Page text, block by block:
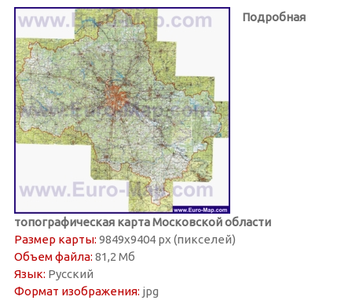
Подробная
топографическая карта Московской области
Размер карты: 9849х9404 px (пикселей)
Объем файла: 81,2 Мб
Язык: Русский
Формат изображения: jpg